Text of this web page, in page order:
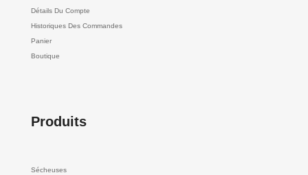
Détails Du Compte
Historiques Des Commandes
Panier
Boutique
Produits
Sécheuses